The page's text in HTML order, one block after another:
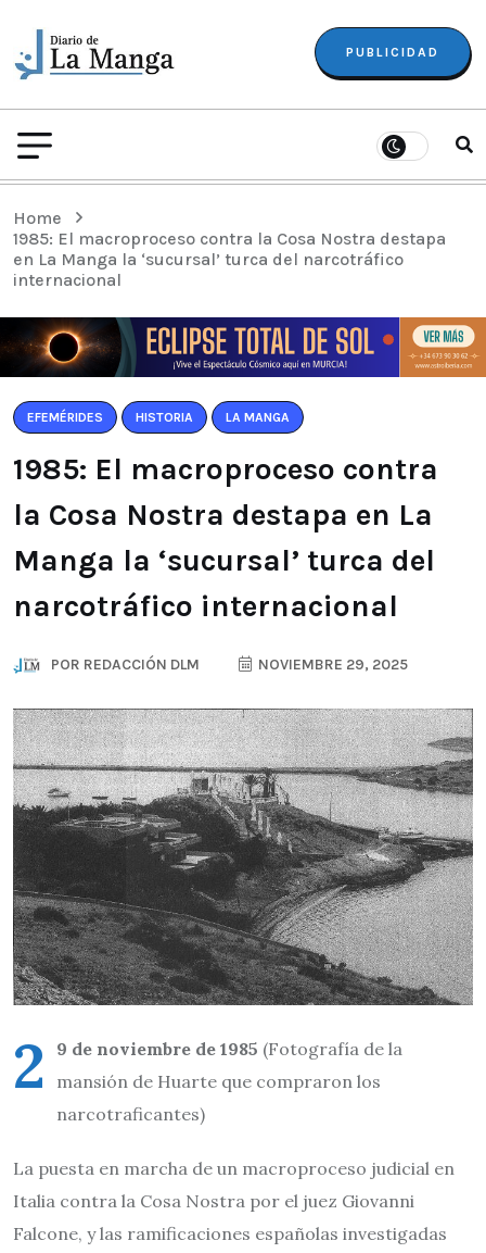
PUBLICIDAD
Home
1985: El macroproceso contra la Cosa Nostra destapa
en La Manga la ‘sucursal’ turca del narcotráfico
internacional
EFEMÉRIDES HISTORIA LA MANGA
1985: El macroproceso contra
la Cosa Nostra destapa en La
Manga la ‘sucursal’ turca del
narcotráfico internacional
POR REDACCIÓN DLM NOVIEMBRE 29, 2025
2 9 de noviembre de 1985 (Fotografía de la
mansión de Huarte que compraron los
narcotraficantes)
La puesta en marcha de un macroproceso judicial en
Italia contra la Cosa Nostra por el juez Giovanni
Falcone, y las ramificaciones españolas investigadas